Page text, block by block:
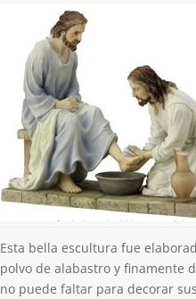
Esta bella escultura fue
polvo de alabastro y finamente
no puede faltar para decorar